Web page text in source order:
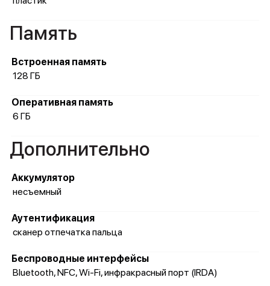
Память
Встроенная память
128 ГБ
Оперативная память
6 ГБ
Дополнительно
Аккумулятор
несъемный
Аутентификация
сканер отпечатка пальца
Беспроводные интерфейсы
Bluetooth, NFC, Wi-Fi, инфракрасный порт (IRDA)